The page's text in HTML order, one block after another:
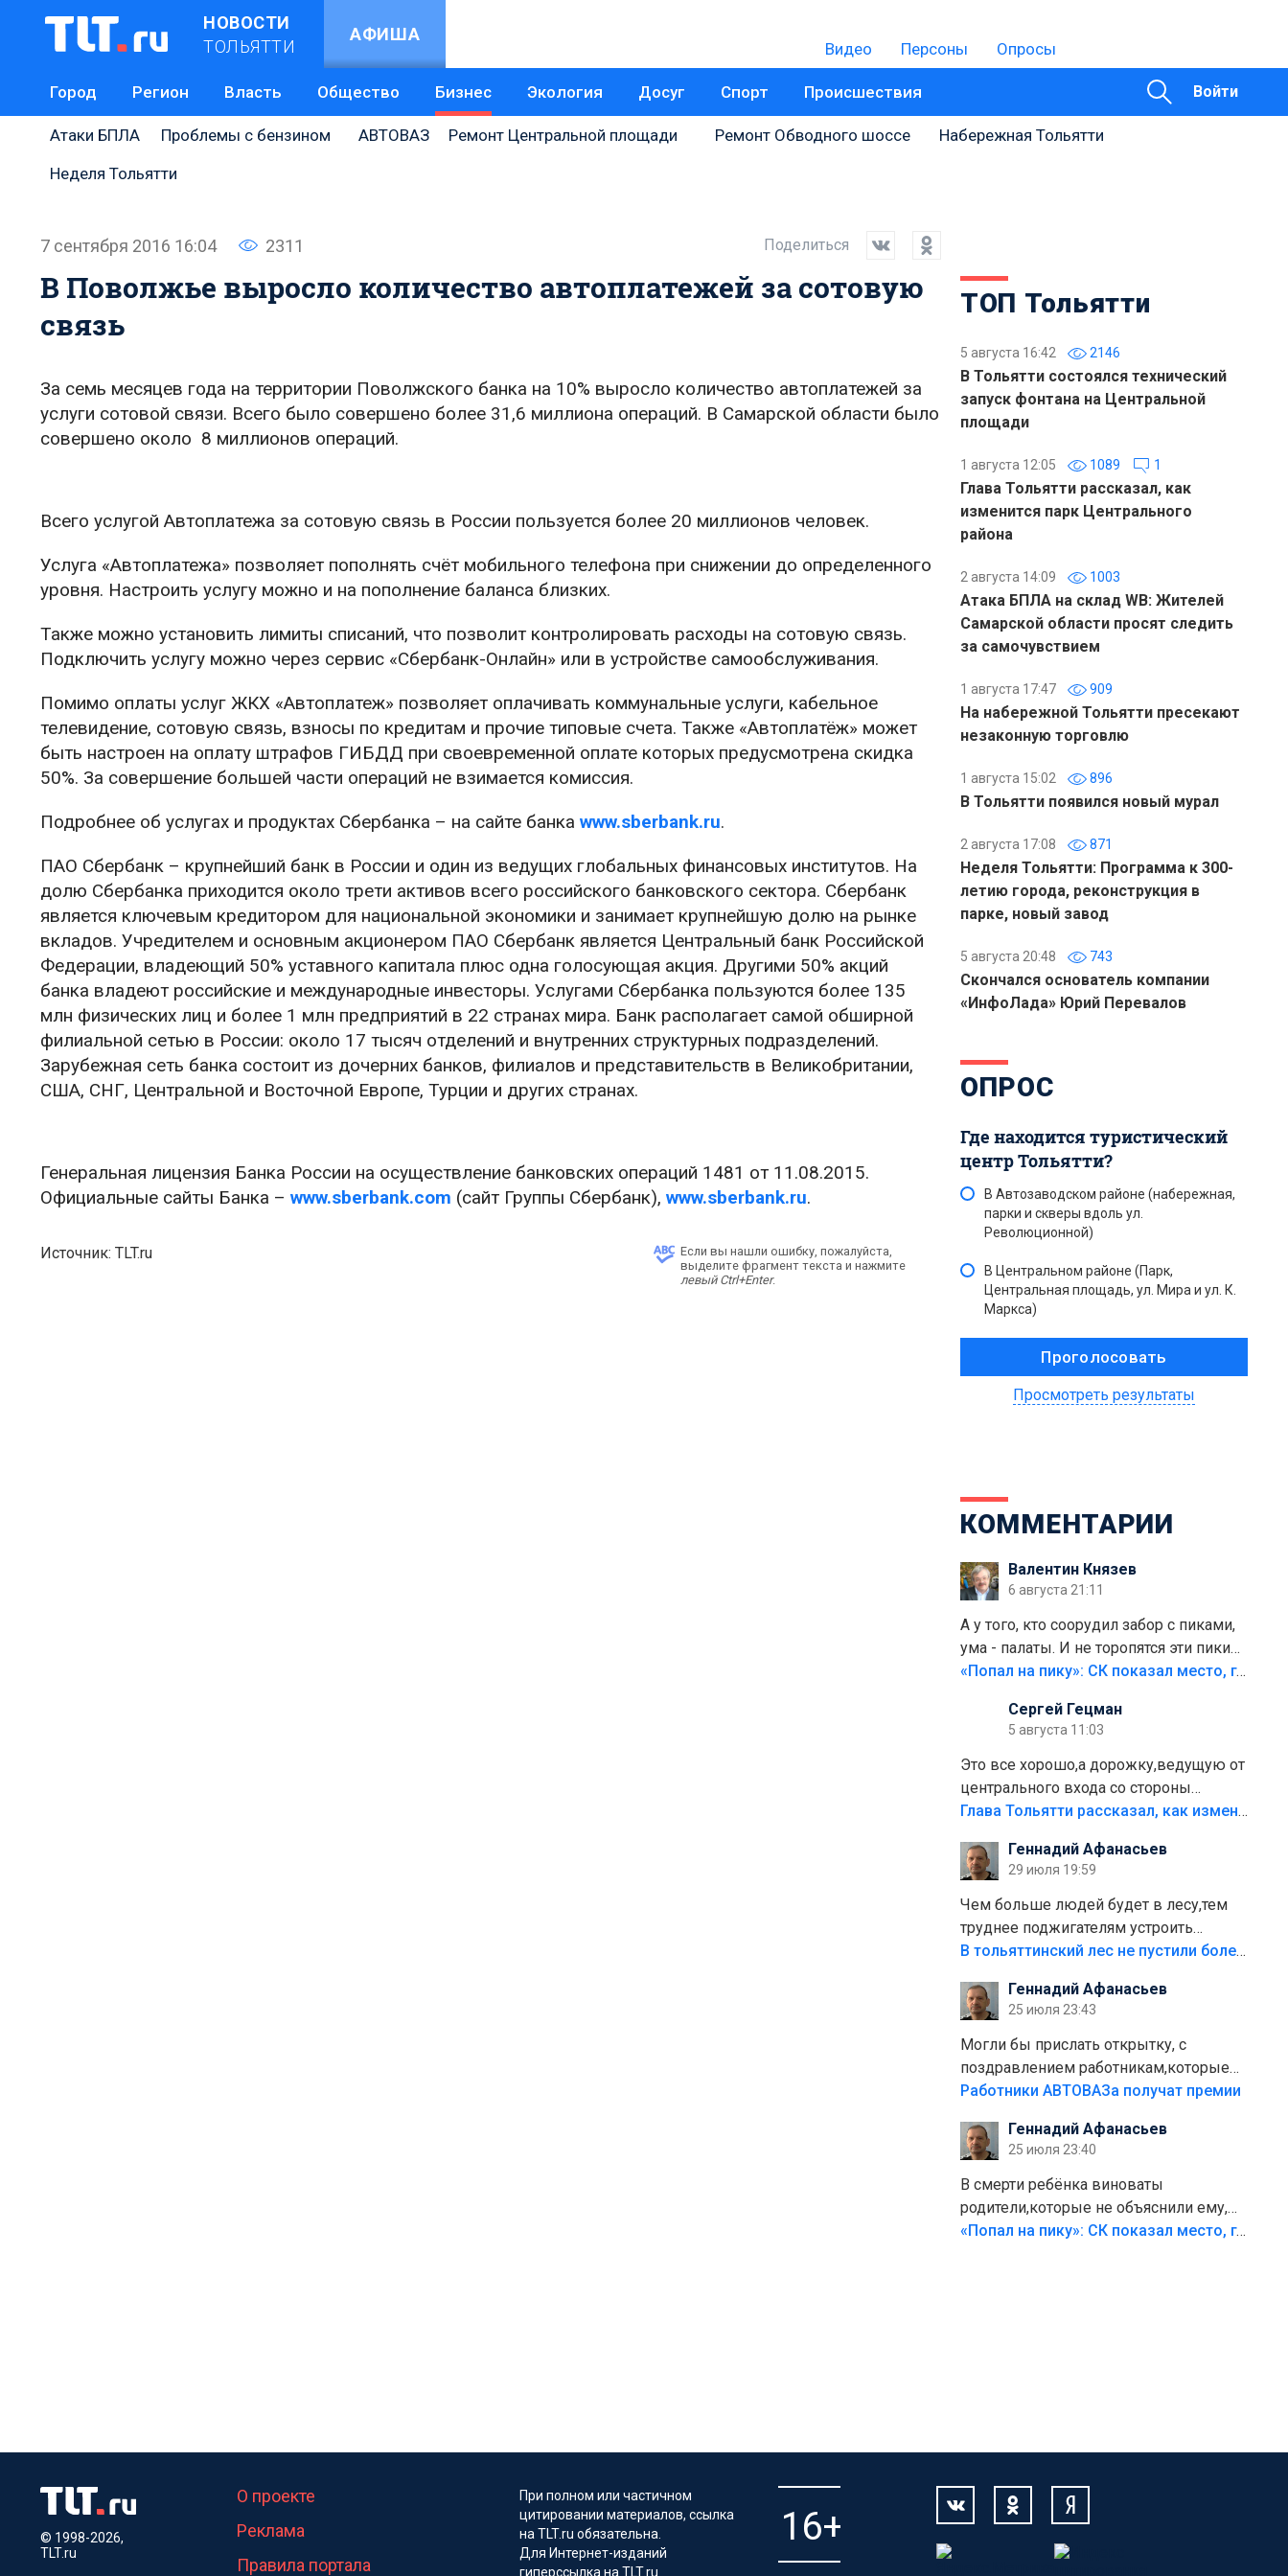
НОВОСТИ
ТОЛЬЯТТИ
АФИША
Видео Персоны Опросы
Город Регион Власть Общество Бизнес Экология Досуг Спорт Происшествия Войти
Атаки БПЛА Проблемы с бензином АВТОВАЗ Ремонт Центральной площади Ремонт Обводного шоссе
Набережная Тольятти
Неделя Тольятти
7 сентября 2016 16:04 2311 Поделиться
В Поволжье выросло количество автоплатежей за сотовую
связь
За семь месяцев года на территории Поволжского банка на 10% выросло количество автоплатежей за
услуги сотовой связи. Всего было совершено более 31,6 миллиона операций. В Самарской области было
совершено около 8 миллионов операций.
Всего услугой Автоплатежа за сотовую связь в России пользуется более 20 миллионов человек.
Услуга «Автоплатежа» позволяет пополнять счёт мобильного телефона при снижении до определенного
уровня. Настроить услугу можно и на пополнение баланса близких.
Также можно установить лимиты списаний, что позволит контролировать расходы на сотовую связь.
Подключить услугу можно через сервис «Сбербанк-Онлайн» или в устройстве самообслуживания.
Помимо оплаты услуг ЖКХ «Автоплатеж» позволяет оплачивать коммунальные услуги, кабельное
телевидение, сотовую связь, взносы по кредитам и прочие типовые счета. Также «Автоплатёж» может
быть настроен на оплату штрафов ГИБДД при своевременной оплате которых предусмотрена скидка
50%. За совершение большей части операций не взимается комиссия.
Подробнее об услугах и продуктах Сбербанка – на сайте банка www.sberbank.ru.
ПАО Сбербанк – крупнейший банк в России и один из ведущих глобальных финансовых институтов. На
долю Сбербанка приходится около трети активов всего российского банковского сектора. Сбербанк
является ключевым кредитором для национальной экономики и занимает крупнейшую долю на рынке
вкладов. Учредителем и основным акционером ПАО Сбербанк является Центральный банк Российской
Федерации, владеющий 50% уставного капитала плюс одна голосующая акция. Другими 50% акций
банка владеют российские и международные инвесторы. Услугами Сбербанка пользуются более 135
млн физических лиц и более 1 млн предприятий в 22 странах мира. Банк располагает самой обширной
филиальной сетью в России: около 17 тысяч отделений и внутренних структурных подразделений.
Зарубежная сеть банка состоит из дочерних банков, филиалов и представительств в Великобритании,
США, СНГ, Центральной и Восточной Европе, Турции и других странах.
Генеральная лицензия Банка России на осуществление банковских операций 1481 от 11.08.2015.
Официальные сайты Банка – www.sberbank.com (сайт Группы Сбербанк), www.sberbank.ru.
Источник: TLT.ru
Если вы нашли ошибку, пожалуйста,
выделите фрагмент текста и нажмите
левый Ctrl+Enter.
ТОП Тольятти
5 августа 16:42 2146
В Тольятти состоялся технический
запуск фонтана на Центральной
площади
1 августа 12:05 1089 1
Глава Тольятти рассказал, как
изменится парк Центрального
района
2 августа 14:09 1003
Атака БПЛА на склад WB: Жителей
Самарской области просят следить
за самочувствием
1 августа 17:47 909
На набережной Тольятти пресекают
незаконную торговлю
1 августа 15:02 896
В Тольятти появился новый мурал
2 августа 17:08 871
Неделя Тольятти: Программа к 300-
летию города, реконструкция в
парке, новый завод
5 августа 20:48 743
Скончался основатель компании
«ИнфоЛада» Юрий Перевалов
ОПРОС
Где находится туристический
центр Тольятти?
В Автозаводском районе (набережная,
парки и скверы вдоль ул.
Революционной)
В Центральном районе (Парк,
Центральная площадь, ул. Мира и ул. К.
Маркса)
Просмотреть результаты
КОММЕНТАРИИ
Валентин Князев
6 августа 21:11
А у того, кто соорудил забор с пиками,
ума - палаты. И не торопятся эти пики
срезать
«Попал на пику»: СК показал место, где был смертельно травмирован ребенок в Тольятти
Сергей Гецман
5 августа 11:03
Это все хорошо,а дорожку,ведущую от
центрального входа со стороны
кафе"Мираж" к аттракционам слабо
плитки не хватило,т.к.осенью и зимой
лежала в парке и испортилась.Да
еще,видимо,часть украли.
Глава Тольятти рассказал, как изменится парк Центрального района
Геннадий Афанасьев
29 июля 19:59
Чем больше людей будет в лесу,тем
труднее поджигателям устроить
пожар.Тех кто разводит костры,тех
полно стоит,почему водители всё
равно едут в лес? Штрафы мизерные.
В тольяттинский лес не пустили более тысячи автомобилей
Геннадий Афанасьев
25 июля 23:43
Могли бы прислать открытку, с
поздравлением работникам,которые
больше сорока лет отработали на
Работники АВТОВАЗа получат премии
Геннадий Афанасьев
25 июля 23:40
В смерти ребёнка виноваты
родители,которые не объяснили ему,
что такое хорошо и что такое плохо!
«Попал на пику»: СК показал место, где был смертельно травмирован ребенок в Тольятти
© 1998-2026,
TLT.ru
О проекте
Реклама
Правила портала
При полном или частичном
цитировании материалов, ссылка
на TLT.ru обязательна.
Для Интернет-изданий
гиперссылка на TLT.ru